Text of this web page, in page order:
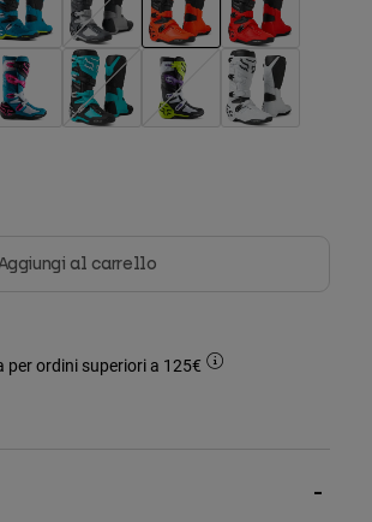
selezionato
al carrello
per ordini superiori a 125€